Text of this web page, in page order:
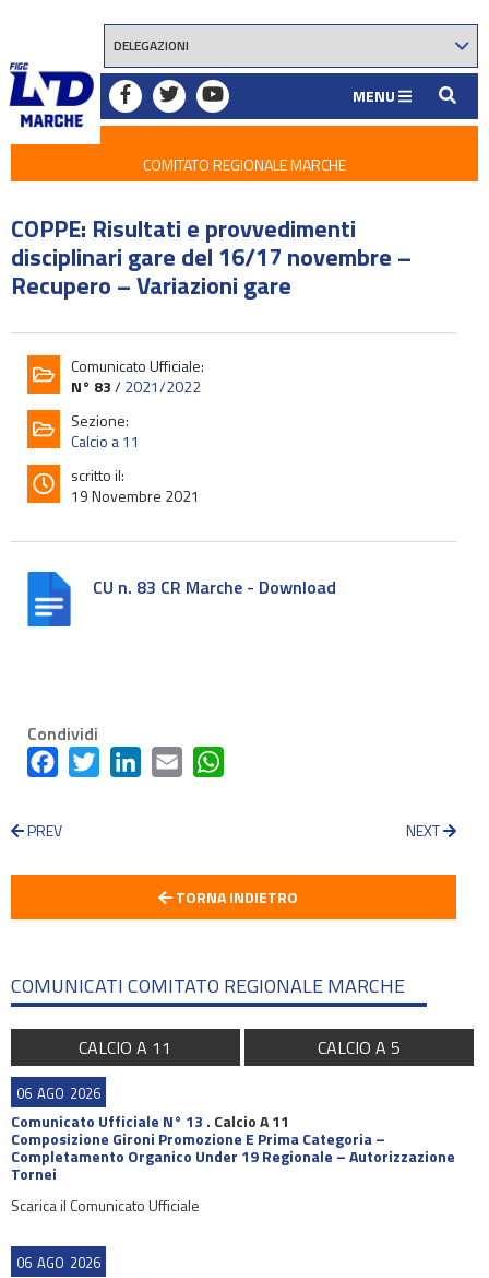
MENU
COMITATO REGIONALE MARCHE
COPPE: Risultati e provvedimenti
disciplinari gare del 16/17 novembre –
Recupero – Variazioni gare
Comunicato Ufficiale:
N° 83/2021/2022
Sezione:
Calcio a 11
scritto il:
19 Novembre 2021
CU n. 83 CR Marche - Download
Condividi
FacebookTwitter LinkedInEmail
PREV NEXT
TORNA INDIETRO
COMUNICATI COMITATO REGIONALE MARCHE
CALCIO A 11 CALCIO A 5
06 AGO 2026
Comunicato Ufficiale N° 13 . Calcio A 11
Composizione Gironi Promozione E Prima Categoria –
Completamento Organico Under 19 Regionale – Autorizzazione
Tornei
Scarica il Comunicato Ufficiale
06 AGO 2026